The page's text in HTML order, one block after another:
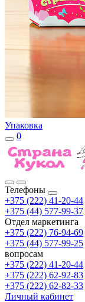
Упаковка
0
Телефоны
+375 (222) 41-20-44
+375 (44) 577-99-37
Отдел маркетинга
+375 (222) 76-94-69
+375 (44) 577-99-25
вопросам
+375 (222) 41-20-44
+375 (222) 62-92-83
+375 (222) 62-82-33
Личный кабинет